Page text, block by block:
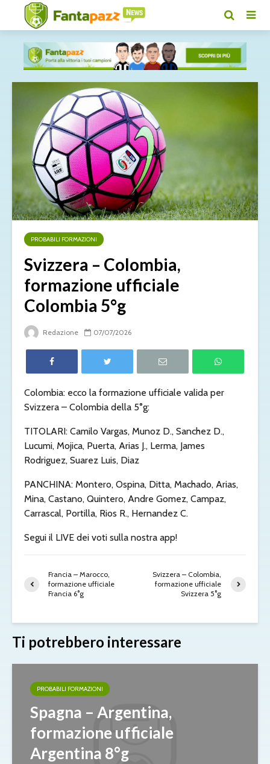
PROBABILI FORMAZIONI
Svizzera – Colombia,
formazione ufficiale
Colombia 5°g
Redazione 07/07/2026
Colombia: ecco la formazione ufficiale valida per
Svizzera – Colombia della 5°g:
TITOLARI: Camilo Vargas, Munoz D., Sanchez D.,
Lucumi, Mojica, Puerta, Arias J., Lerma, James
Rodriguez, Suarez Luis, Diaz
PANCHINA: Montero, Ospina, Ditta, Machado, Arias,
Mina, Castano, Quintero, Andre Gomez, Campaz,
Carrascal, Portilla, Rios R., Hernandez C.
Segui il LIVE dei voti sulla nostra app!
Francia – Marocco,
formazione ufficiale
Francia 6°g
Svizzera – Colombia,
formazione ufficiale
Svizzera 5°g
Ti potrebbero interessare
PROBABILI FORMAZIONI
Spagna – Argentina,
formazione ufficiale
Argentina 8°g